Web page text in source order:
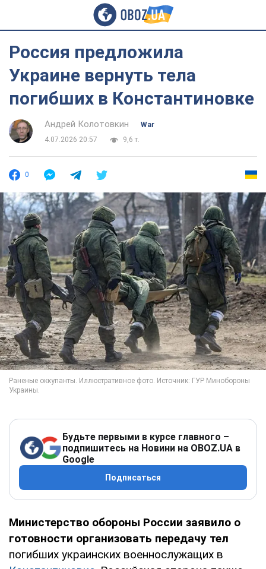
Россия предложила
Украине вернуть тела
погибших в Константиновке
Андрей Колотовкин
War
4.07.2026 20:57
9,6 т.
0
Будьте первыми в курсе главного –
подпишитесь на Новини на OBOZ.UA в
Google
Подписаться
Министерство обороны России заявило о
готовности организовать передачу тел
погибших украинских военнослужащих в